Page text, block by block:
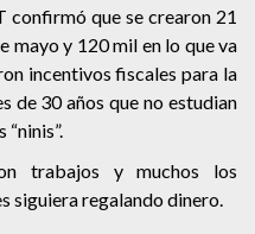
confirmó que se crearon 21
mayo y 120 mil en lo que va
incentivos fiscales para la
de 30 años que no estudian
trabajos y muchos los
siguiera regalando dinero.